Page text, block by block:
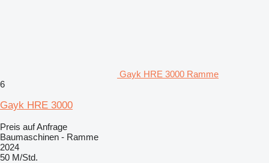
Gayk HRE 3000 Ramme
6
Gayk HRE 3000
Preis auf Anfrage
Baumaschinen - Ramme
2024
50 M/Std.